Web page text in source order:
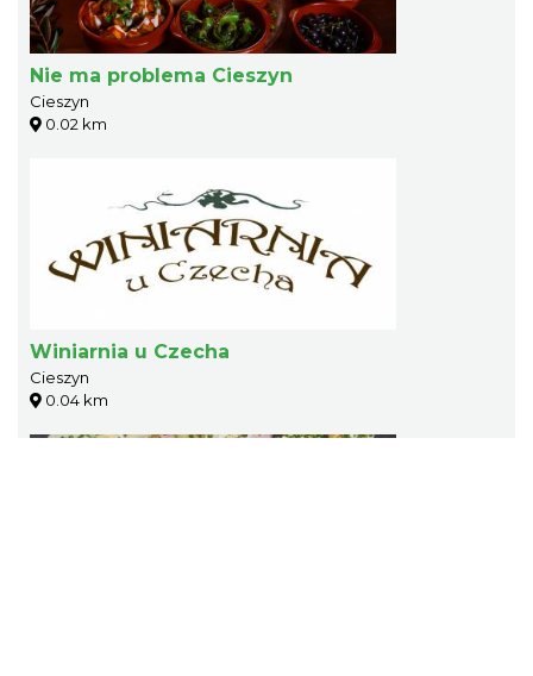
Nie ma problema Cieszyn
Cieszyn
0.02 km
Winiarnia u Czecha
Cieszyn
0.04 km